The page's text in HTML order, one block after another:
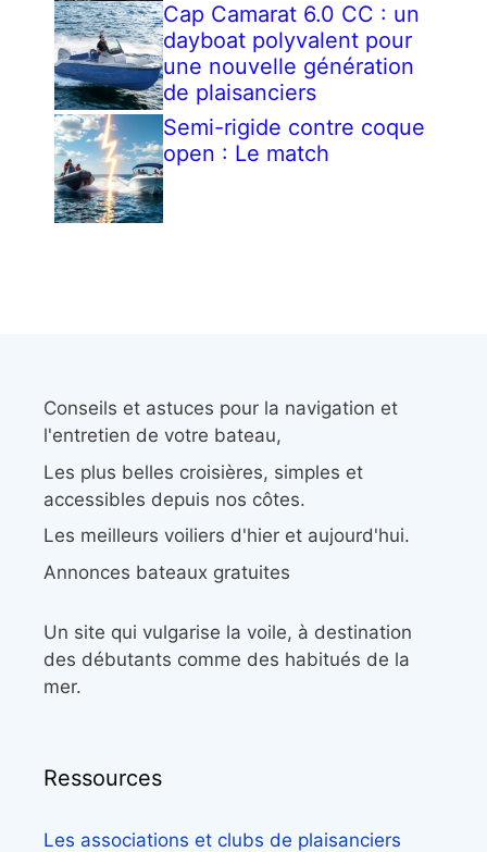
Cap Camarat 6.0 CC : un
dayboat polyvalent pour
une nouvelle génération
de plaisanciers
Semi-rigide contre coque
open : Le match
Conseils et astuces pour la navigation et
l'entretien de votre bateau,
Les plus belles croisières, simples et
accessibles depuis nos côtes.
Les meilleurs voiliers d'hier et aujourd'hui.
Annonces bateaux gratuites
Un site qui vulgarise la voile, à destination
des débutants comme des habitués de la
mer.
Ressources
Les associations et clubs de plaisanciers